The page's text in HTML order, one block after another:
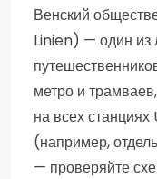
Венский
Linien) — один из
метро и
на всех
(например,
— проверяйте